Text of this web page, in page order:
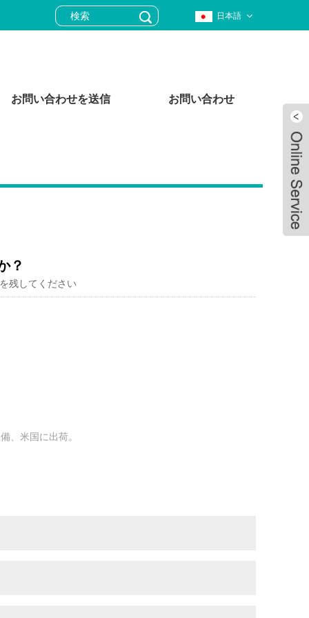
日本語
お問い合わせを送信 お問い合わせ
？
残してください
、米国に出荷。